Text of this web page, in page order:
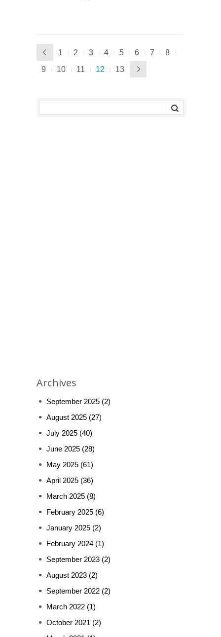
1 2 3 4 5 6 7
8
9
10 11 12 13
Archives
September 2025 (2)
August 2025 (27)
July 2025 (40)
June 2025 (28)
May 2025 (61)
April 2025 (36)
March 2025 (8)
February 2025 (6)
January 2025 (2)
February 2024 (1)
September 2023 (2)
August 2023 (2)
September 2022 (2)
March 2022 (1)
October 2021 (2)